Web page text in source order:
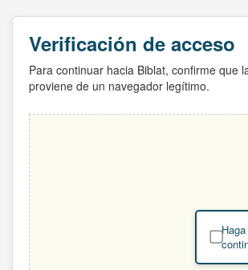
Verificación de acceso
Para continuar hacia Biblat, confirme que
proviene de un navegador legítimo.